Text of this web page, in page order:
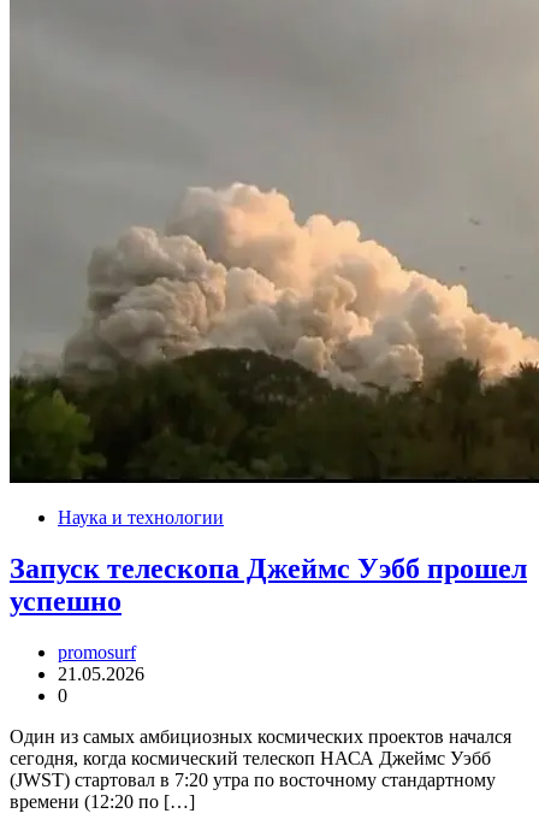
Наука и технологии
Запуск телескопа Джеймс Уэбб прошел
успешно
promosurf
21.05.2026
0
Один из самых амбициозных космических проектов начался
сегодня, когда космический телескоп НАСА Джеймс Уэбб
(JWST) стартовал в 7:20 утра по восточному стандартному
времени (12:20 по […]